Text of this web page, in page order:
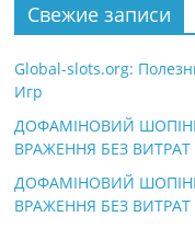
Свежие записи
Global-slots.org:
Игр
ДОФАМІНОВИЙ
ВРАЖЕННЯ БЕЗ ВИТРАТ
ДОФАМІНОВИЙ
ВРАЖЕННЯ БЕЗ ВИТРАТ